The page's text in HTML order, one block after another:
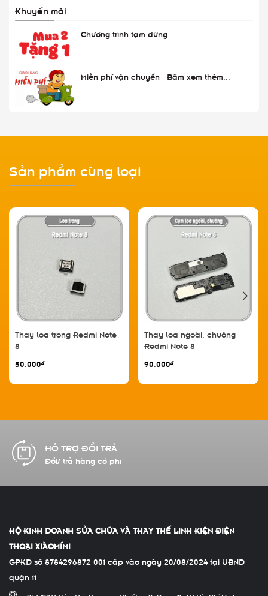
Khuyến mãi
Chương trình tạm dừng
Miễn phí vận chuyển - Bấm xem thêm...
Sản phẩm cùng loại
Thay loa trong Redmi Note
8
50.000₫
Thay loa ngoài, chuông
Redmi Note 8
90.000₫
CAM KẾT CHẤT LƯỢNG
Hàng chính hãng 100%
HỘ KINH DOANH SỬA CHỮA VÀ THAY THẾ LINH KIỆN ĐIỆN
THOẠI XIÀOMÍMI
GPKD số 8784296872-001 cấp vào ngày 20/08/2024 tại UBND
quận 11